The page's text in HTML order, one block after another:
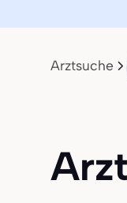
Arztsuche